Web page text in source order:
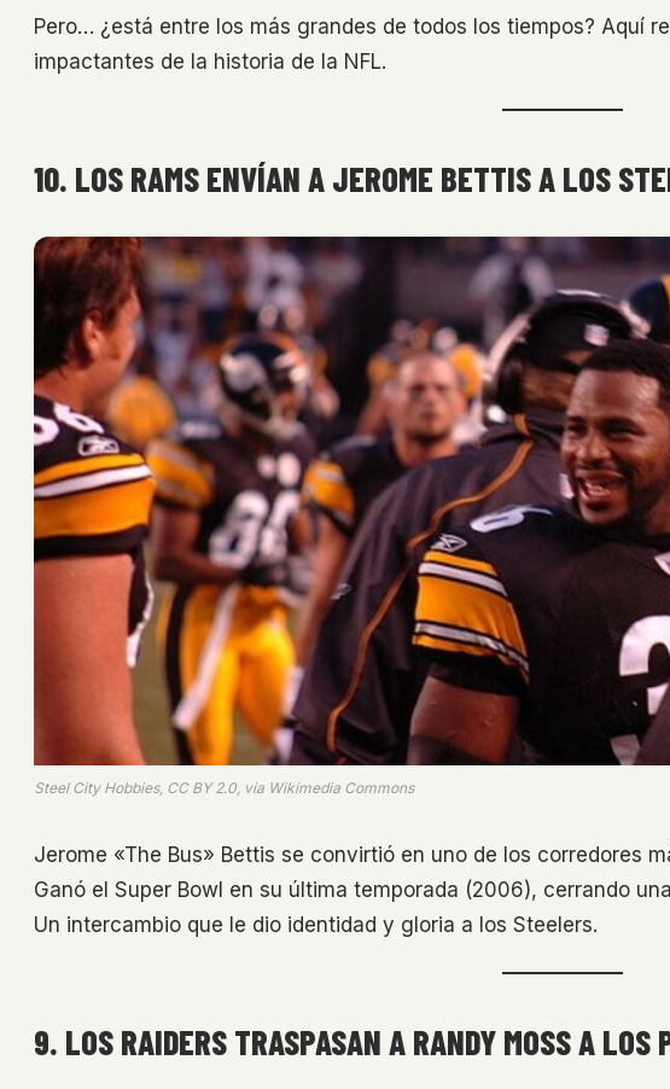
Pero… ¿está entre los más grandes de todos los tiempos? Aquí
impactantes de la historia de la NFL.
10. LOS RAMS ENVÍAN A JEROME BETTIS A LOS
Steel City Hobbies, CC BY 2.0, via Wikimedia Commons
Jerome «The Bus» Bettis se convirtió en uno de los corredores
Ganó el Super Bowl en su última temporada (2006), cerrando
Un intercambio que le dio identidad y gloria a los Steelers.
9. LOS RAIDERS TRASPASAN A RANDY MOSS A